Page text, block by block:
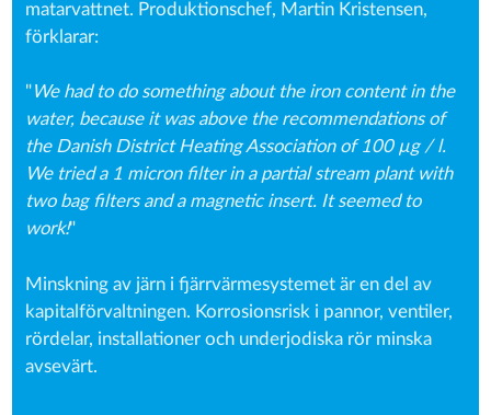
matarvattnet. Produktionschef, Martin Kristensen,
förklarar:
"We had to do something about the iron content in the
water, because it was above the recommendations of
the Danish District Heating Association of 100 µg / l.
We tried a 1 micron filter in a partial stream plant with
two bag filters and a magnetic insert. It seemed to
work!"
Minskning av järn i fjärrvärmesystemet är en del av
kapitalförvaltningen. Korrosionsrisk i pannor, ventiler,
rördelar, installationer och underjodiska rör minska
avsevärt.